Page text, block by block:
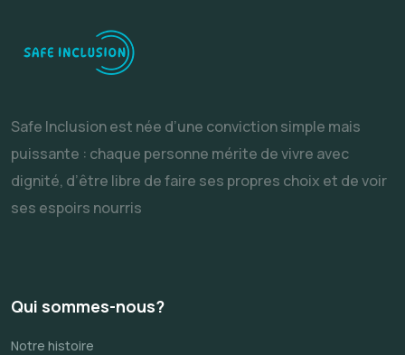
Safe Inclusion est née d’une conviction simple mais
puissante : chaque personne mérite de vivre avec
dignité, d’être libre de faire ses propres choix et de voir
ses espoirs nourris
Qui sommes-nous?
Notre histoire